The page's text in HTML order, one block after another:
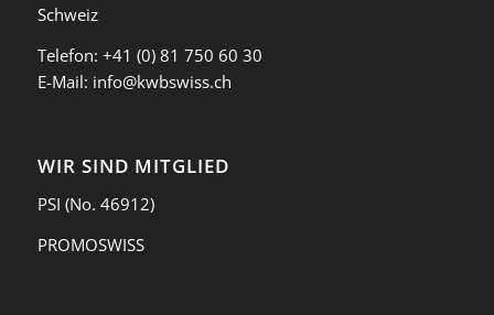
Schweiz
Telefon: +41 (0) 81 750 60 30
E-Mail: info@kwbswiss.ch
WIR SIND MITGLIED
PSI (No. 46912)
PROMOSWISS